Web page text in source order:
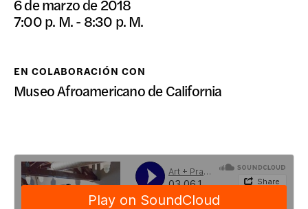
ARCHIVO
DONAR
6 de marzo de 2018
7:00 p. M. - 8:30 p. M.
EN COLABORACIÓN CON
Museo Afroamericano de California